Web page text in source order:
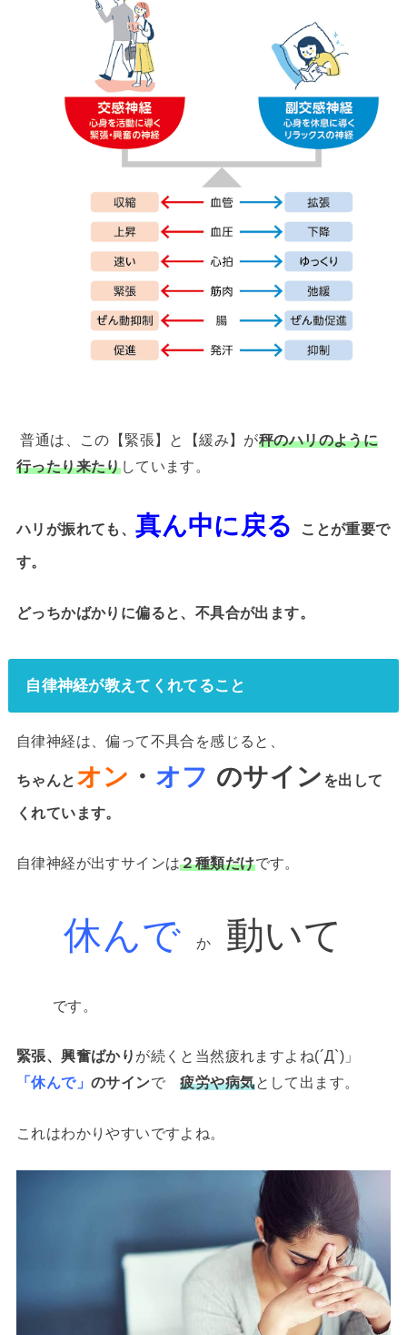
普通は、この【緊張】と【緩み】が秤のハリのように
行ったり来たりしています。
ハリが振れても、真ん中に戻る
ことが重要で
す。
どっちかばかりに偏ると、不具合が出ます。
自律神経が教えてくれてること
自律神経は、偏って不具合を感じると、
ちゃんと オン ・ オフ のサイン を出して
くれています。
自律神経が出すサインは２種類だけです。
休んで か 動いて
です。
緊張、興奮ばかり が続くと当然疲れますよね(´Д`)」
「休んで」 のサインで疲労や病気として出ます。
これはわかりやすいですよね。